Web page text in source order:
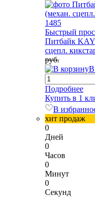
Быстрый
Питбайк
сцепл.
руб.
В
Подробнее
Купить в 1
В
хит продаж
0
Дней
0
Часов
0
Минут
0
Секунд